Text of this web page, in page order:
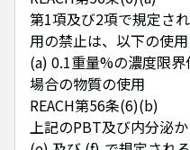
第1項及び2項で規定さ
用の禁止は、以下の使
(a) 0.1重量%の濃度限
場合の物質の使用
REACH第56条(6)(b)
上記のPBT及び内分泌